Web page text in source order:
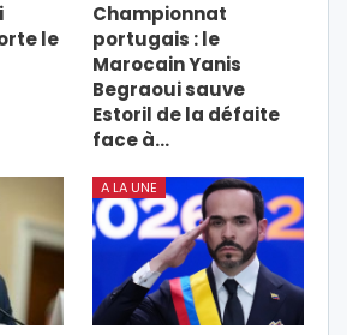
le
Championnat
portugais : le
Marocain Yanis
Begraoui sauve
Estoril de la défaite
face à…
A LA UNE